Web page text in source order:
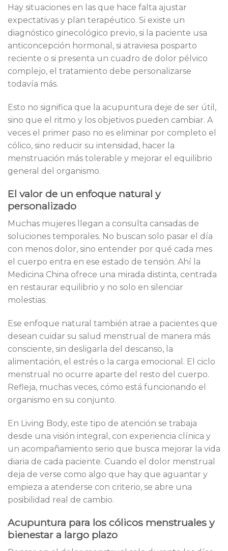
Hay situaciones en las que hace falta ajustar
expectativas y plan terapéutico. Si existe un
diagnóstico ginecológico previo, si la paciente usa
anticoncepción hormonal, si atraviesa posparto
reciente o si presenta un cuadro de dolor pélvico
complejo, el tratamiento debe personalizarse
todavía más.
Esto no significa que la acupuntura deje de ser útil,
sino que el ritmo y los objetivos pueden cambiar. A
veces el primer paso no es eliminar por completo el
cólico, sino reducir su intensidad, hacer la
menstruación más tolerable y mejorar el equilibrio
general del organismo.
El valor de un enfoque natural y
personalizado
Muchas mujeres llegan a consulta cansadas de
soluciones temporales. No buscan solo pasar el día
con menos dolor, sino entender por qué cada mes
el cuerpo entra en ese estado de tensión. Ahí la
Medicina China ofrece una mirada distinta, centrada
en restaurar equilibrio y no solo en silenciar
molestias.
Ese enfoque natural también atrae a pacientes que
desean cuidar su salud menstrual de manera más
consciente, sin desligarla del descanso, la
alimentación, el estrés o la carga emocional. El ciclo
menstrual no ocurre aparte del resto del cuerpo.
Refleja, muchas veces, cómo está funcionando el
organismo en su conjunto.
En Living Body, este tipo de atención se trabaja
desde una visión integral, con experiencia clínica y
un acompañamiento serio que busca mejorar la vida
diaria de cada paciente. Cuando el dolor menstrual
deja de verse como algo que hay que aguantar y
empieza a atenderse con criterio, se abre una
posibilidad real de cambio.
Acupuntura para los cólicos menstruales y
bienestar a largo plazo